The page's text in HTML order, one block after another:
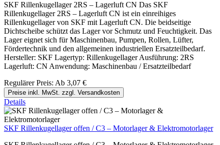
SKF Rillenkugellager 2RS – Lagerluft CN Das SKF
Rillenkugellager 2RS – Lagerluft CN ist ein einreihiges
Rillenkugellager von SKF mit Lagerluft CN. Die beidseitige
Dichtscheibe schützt das Lager vor Schmutz und Feuchtigkeit. Das
Lager eignet sich für Maschinenbau, Pumpen, Rollen, Lüfter,
Fördertechnik und den allgemeinen industriellen Ersatzteilbedarf.
Hersteller: SKF Lagertyp: Rillenkugellager Ausführung: 2RS
Lagerluft: CN Anwendung: Maschinenbau / Ersatzteilbedarf
Regulärer Preis: Ab 3,07 €
Preise inkl. MwSt. zzgl. Versandkosten
Details
SKF Rillenkugellager offen / C3 – Motorlager & Elektromotorlager